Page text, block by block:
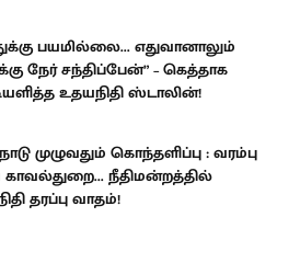
பயமில்லை... எதுவானாலும்
நேர் சந்திப்பேன்” – கெத்தாக
உதயநிதி ஸ்டாலின்!
முழுவதும் கொந்தளிப்பு : வரம்பு
காவல்துறை... நீதிமன்றத்தில்
தரப்பு வாதம்!